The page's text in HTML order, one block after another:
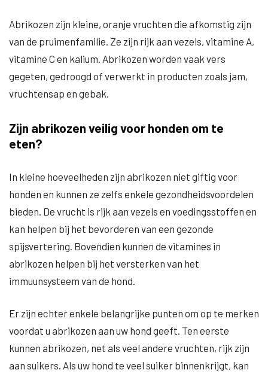
Abrikozen zijn kleine, oranje vruchten die afkomstig zijn
van de pruimenfamilie. Ze zijn rijk aan vezels, vitamine A,
vitamine C en kalium. Abrikozen worden vaak vers
gegeten, gedroogd of verwerkt in producten zoals jam,
vruchtensap en gebak.
Zijn abrikozen veilig voor honden om te
eten?
In kleine hoeveelheden zijn abrikozen niet giftig voor
honden en kunnen ze zelfs enkele gezondheidsvoordelen
bieden. De vrucht is rijk aan vezels en voedingsstoffen en
kan helpen bij het bevorderen van een gezonde
spijsvertering. Bovendien kunnen de vitamines in
abrikozen helpen bij het versterken van het
immuunsysteem van de hond.
Er zijn echter enkele belangrijke punten om op te merken
voordat u abrikozen aan uw hond geeft. Ten eerste
kunnen abrikozen, net als veel andere vruchten, rijk zijn
aan suikers. Als uw hond te veel suiker binnenkrijgt, kan